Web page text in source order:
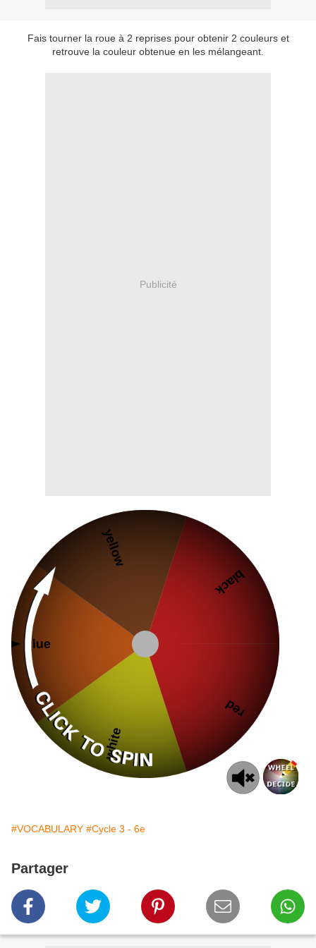
Fais tourner la roue à 2 reprises pour obtenir 2 couleurs et
retrouve la couleur obtenue en les mélangeant.
Publicité
#VOCABULARY #Cycle 3 - 6e
Partager